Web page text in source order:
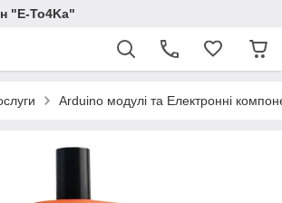
"E-To4Ka"
Arduino модулі та Електронні